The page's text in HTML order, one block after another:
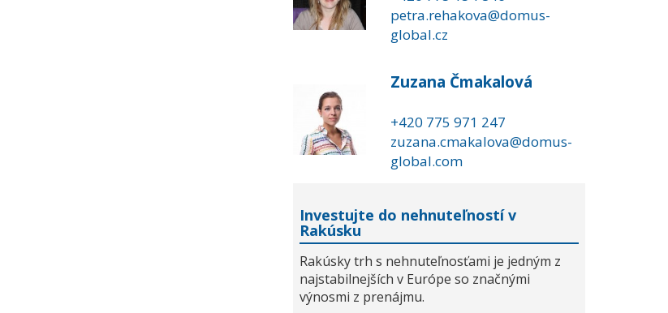
petra.rehakova@domus-
global.cz
Zuzana Čmakalová
+420 775 971 247
zuzana.cmakalova@domus-
global.com
Investujte do nehnuteľností v
Rakúsku
Rakúsky trh s nehnuteľnosťami je jedným z
najstabilnejších v Európe so značnými
výnosmi z prenájmu.